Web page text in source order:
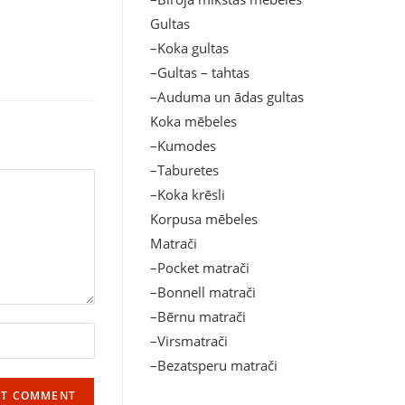
Gultas
–Koka gultas
–Gultas – tahtas
–Auduma un ādas gultas
Koka mēbeles
–Kumodes
–Taburetes
–Koka krēsli
Korpusa mēbeles
Matrači
–Pocket matrači
–Bonnell matrači
–Bērnu matrači
–Virsmatrači
–Bezatsperu matrači